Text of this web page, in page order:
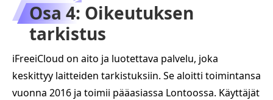
Osa 4: Oikeutuksen
tarkistus
iFreeiCloud on aito ja luotettava palvelu, joka
keskittyy laitteiden tarkistuksiin. Se aloitti toimintansa
vuonna 2016 ja toimii pääasiassa Lontoossa. Käyttäjät